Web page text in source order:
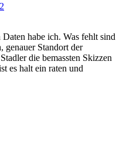
habe ich. Was fehlt sind
genauer Standort der
die bemassten Skizzen
es halt ein raten und